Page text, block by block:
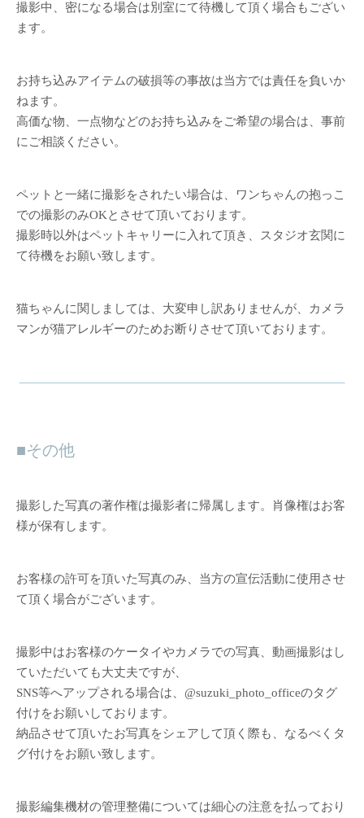
撮影中、密になる場合は別室にて待機して頂く場合もござい
ます。
お持ち込みアイテムの破損等の事故は当方では責任を負いか
ねます。
高価な物、一点物などのお持ち込みをご希望の場合は、事前
にご相談ください。
ペットと一緒に撮影をされたい場合は、ワンちゃんの抱っこ
での撮影のみOKとさせて頂いております。
撮影時以外はペットキャリーに入れて頂き、スタジオ玄関に
て待機をお願い致します。
猫ちゃんに関しましては、大変申し訳ありませんが、カメラ
マンが猫アレルギーのためお断りさせて頂いております。
その他
撮影した写真の著作権は撮影者に帰属します。肖像権はお客
様が保有します。
お客様の許可を頂いた写真のみ、当方の宣伝活動に使用させ
て頂く場合がございます。
撮影中はお客様のケータイやカメラでの写真、動画撮影はし
ていただいても大丈夫ですが、
SNS等へアップされる場合は、@suzuki_photo_officeのタグ
付けをお願いしております。
納品させて頂いたお写真をシェアして頂く際も、なるべくタ
グ付けをお願い致します。
撮影編集機材の管理整備については細心の注意を払っており